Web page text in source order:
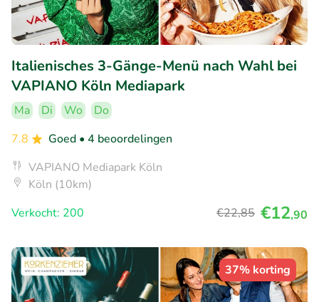
Italienisches 3-Gänge-Menü nach Wahl bei
VAPIANO Köln Mediapark
Ma Di Wo
Do
7.8
Goed • 4 beoordelingen
VAPIANO Mediapark Köln
Köln (10km)
Verkocht: 200
€22,85 €12,90
37% korting